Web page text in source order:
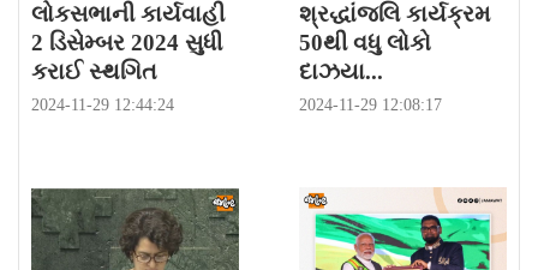
લોકસભાની કાર્યવાહી
2 ડિસેમ્બર 2024 સુધી
કરાઈ સ્થગિત
2024-11-29 12:44:24
શ્રદ્ધાંજલિ કાર્યક્રમ
50થી વધુ લોકો
દાઝયા...
2024-11-29 12:08:17